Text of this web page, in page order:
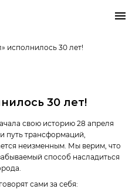
исполнилось 30 лет!
30 лет!
свою историю 28 апреля
путь трансформаций,
неизменным. Мы верим, что
способ насладиться
сами за себя: